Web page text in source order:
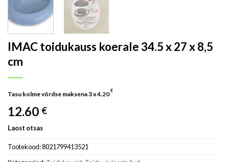
IMAC toidukauss koerale 34.5 x 27 x 8,5
cm
Tasu kolme võrdse maksena 3 x4.20
€
12.60 €
Laost otsas
Tootekood:8021799413521